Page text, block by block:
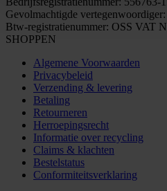
Gevolmachtigde
Btw-registratienummer: OSS VAT
SHOPPEN
Algemene Voorwaarden
Privacybeleid
Verzending & levering
Betaling
Retourneren
Herroepingsrecht
Informatie over recycling
Claims & klachten
Bestelstatus
Conformiteitsverklaring